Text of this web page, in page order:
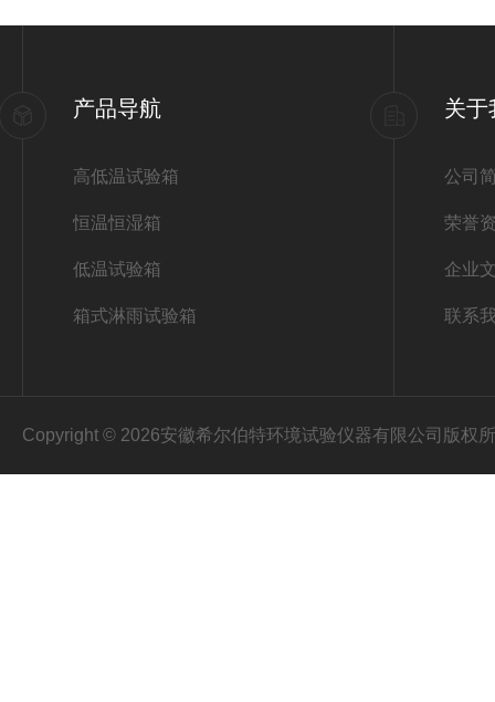
产品导航
高低温试验箱
恒温恒湿箱
低温试验箱
箱式淋雨试验箱
关于
公司
荣誉
企业
联系
Copyright © 2026安徽希尔伯特环境试验仪器有限公司版